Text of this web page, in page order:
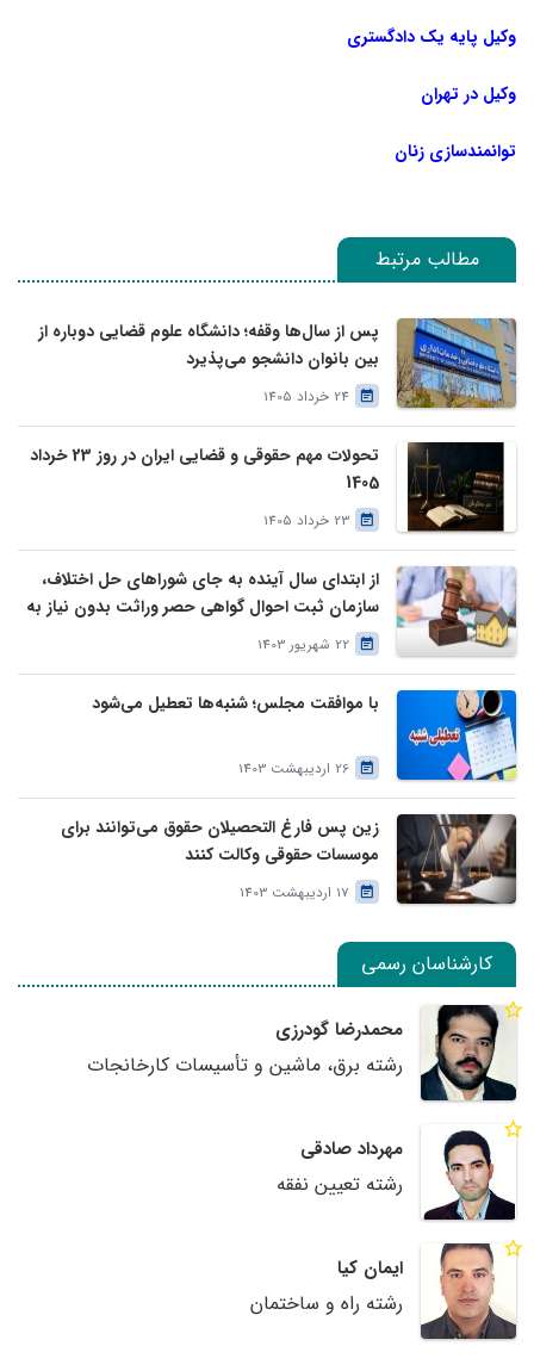
وکیل پایه یک دادگستری
وکیل در تهران
توانمندسازی زنان
مطالب مرتبط
پس از سال‌ها وقفه؛ دانشگاه علوم قضایی دوباره از
بین بانوان دانشجو می‌پذیرد
24 خرداد 1405
تحولات مهم حقوقی و قضایی ایران در روز 23 خرداد
1405
23 خرداد 1405
از ابتدای سال آینده به جای شوراهای حل اختلاف،
سازمان ثبت احوال گواهی حصر وراثت بدون نیاز به
درخواست وراث صادر خواهد کرد
22 شهریور 1403
با موافقت مجلس؛ شنبه‌ها تعطیل می‌شود
26 اردیبهشت 1403
زین پس فارغ التحصیلان حقوق می‌توانند برای
موسسات حقوقی وکالت کنند
17 اردیبهشت 1403
کارشناسان رسمی
محمدرضا گودرزی
رشته برق، ماشین و تأسیسات کارخانجات
مهرداد صادقی
رشته تعیین نفقه
ایمان کیا
رشته راه و ساختمان